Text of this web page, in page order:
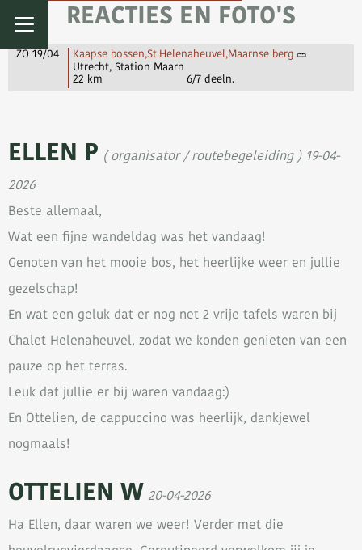
REACTIES EN FOTO'S
ZO 19/04 Kaapse bossen,St.Helenaheuvel,Maarnse berg
Utrecht, Station Maarn
22 km 6/7 deeln.
ELLEN P ( organisator / routebegeleiding ) 19-04-
2026
Beste allemaal,
Wat een fijne wandeldag was het vandaag!
Genoten van het mooie bos, het heerlijke weer en jullie
gezelschap!
En wat een geluk dat er nog net 2 vrije tafels waren bij
Chalet Helenaheuvel, zodat we konden genieten van een
pauze op het terras.
Leuk dat jullie er bij waren vandaag:)
En Ottelien, de cappuccino was heerlijk, dankjewel
nogmaals!
OTTELIEN W 20-04-2026
Ha Ellen, daar waren we weer! Verder met die